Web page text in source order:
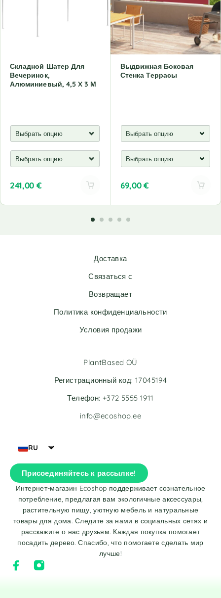
Складной Шатер Для
Вечеринок,
Алюминиевый, 4,5 X 3 М
241,00 €
Выдвижная Боковая
Стенка Террасы
69,00€
t
a
v
:
Доставка
Связаться с
Возвращает
Политика конфиденциальности
Условия продажи
RU
Присоединяйтесь к рассылке!
Интернет-магазин Ecoshop поддерживает сознательное
потребление, предлагая вам экологичные аксессуары,
растительную пищу, уютную мебель и натуральные
товары для дома. Следите за нами в социальных сетях и
расскажите о нас друзьям. Каждая покупка помогает
посадить дерево. Спасибо, что помогаете сделать мир
лучше!
PlantBased OÜ
Регистрационный код: 17045194
Телефон: +372 5555 1911
info@ecoshop.ee